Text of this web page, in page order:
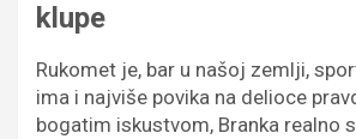
klupe
Rukomet je, bar u našoj zemlji,
ima i najviše povika na delioce
bogatim iskustvom, Branka realno